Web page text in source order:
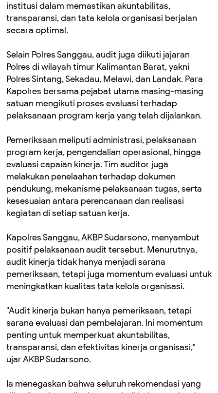
institusi dalam memastikan akuntabilitas,
transparansi, dan tata kelola organisasi berjalan
secara optimal.
Selain Polres Sanggau, audit juga diikuti jajaran
Polres di wilayah timur Kalimantan Barat, yakni
Polres Sintang, Sekadau, Melawi, dan Landak. Para
Kapolres bersama pejabat utama masing-masing
satuan mengikuti proses evaluasi terhadap
pelaksanaan program kerja yang telah dijalankan.
Pemeriksaan meliputi administrasi, pelaksanaan
program kerja, pengendalian operasional, hingga
evaluasi capaian kinerja. Tim auditor juga
melakukan penelaahan terhadap dokumen
pendukung, mekanisme pelaksanaan tugas, serta
kesesuaian antara perencanaan dan realisasi
kegiatan di setiap satuan kerja.
Kapolres Sanggau, AKBP Sudarsono, menyambut
positif pelaksanaan audit tersebut. Menurutnya,
audit kinerja tidak hanya menjadi sarana
pemeriksaan, tetapi juga momentum evaluasi untuk
meningkatkan kualitas tata kelola organisasi.
"Audit kinerja bukan hanya pemeriksaan, tetapi
sarana evaluasi dan pembelajaran. Ini momentum
penting untuk memperkuat akuntabilitas,
transparansi, dan efektivitas kinerja organisasi,"
ujar AKBP Sudarsono.
Ia menegaskan bahwa seluruh rekomendasi yang